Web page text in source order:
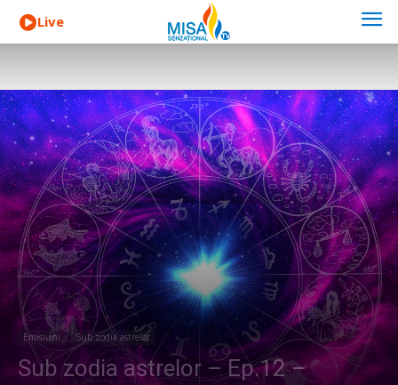
Live
Emisiuni Sub zodia astrelor
Sub zodia astrelor – Ep.12 –